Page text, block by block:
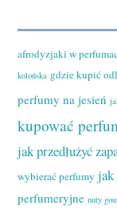
afrodyzjaki w
kolońska gdzie kupić
perfumy na jesień
kupować
jak przedłużyć
wybierać perfumy jak
perfumeryjne nuty